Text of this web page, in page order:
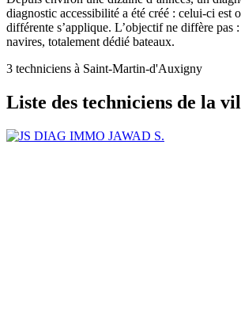
diagnostic accessibilité a été créé : celui-ci
différente s’applique. L’objectif ne diffère pas
navires, totalement dédié bateaux.
3 techniciens à Saint-Martin-d'Auxigny
Liste des techniciens de la
JAWAD S.